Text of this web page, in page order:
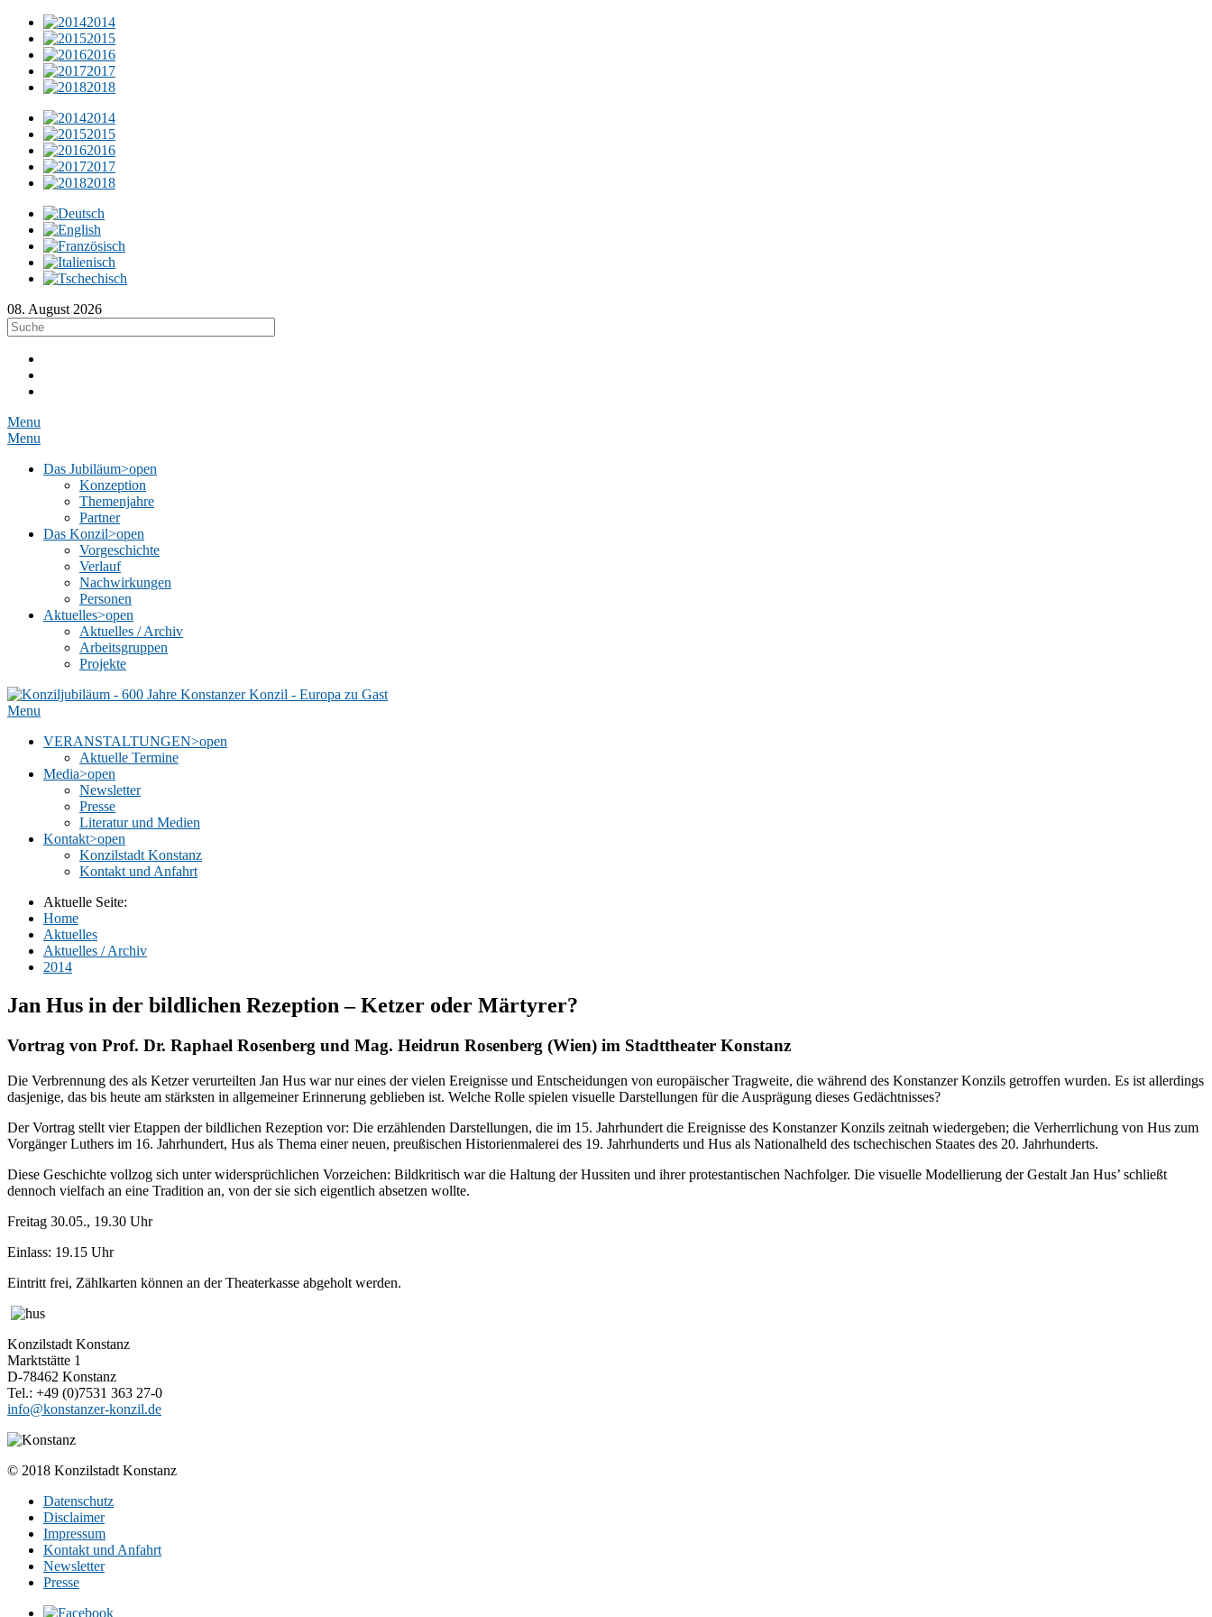
2014
2015
2016
2017
2018
2014
2015
2016
2017
2018
08. August 2026
Menu
Menu
Das Jubiläum>open
Konzeption
Themenjahre
Partner
Das Konzil>open
Vorgeschichte
Verlauf
Nachwirkungen
Personen
Aktuelles>open
Aktuelles / Archiv
Arbeitsgruppen
Projekte
Menu
VERANSTALTUNGEN>open
Aktuelle Termine
Media>open
Newsletter
Presse
Literatur und Medien
Kontakt>open
Konzilstadt Konstanz
Kontakt und Anfahrt
Aktuelle Seite:
Home
Aktuelles
Aktuelles / Archiv
2014
Jan Hus in der bildlichen Rezeption – Ketzer oder Märtyrer?
Vortrag von Prof. Dr. Raphael Rosenberg und Mag. Heidrun Rosenberg (Wien) im Stadttheater Konstanz
Die Verbrennung des als Ketzer verurteilten Jan Hus war nur eines der vielen Ereignisse und Entscheidungen von europäischer Tragweite, die während des Konstanzer Konzils getroffen wurden. Es ist allerdings
dasjenige, das bis heute am stärksten in allgemeiner Erinnerung geblieben ist. Welche Rolle spielen visuelle Darstellungen für die Ausprägung dieses Gedächtnisses?
Der Vortrag stellt vier Etappen der bildlichen Rezeption vor: Die erzählenden Darstellungen, die im 15. Jahrhundert die Ereignisse des Konstanzer Konzils zeitnah wiedergeben; die Verherrlichung von Hus zum
Vorgänger Luthers im 16. Jahrhundert, Hus als Thema einer neuen, preußischen Historienmalerei des 19. Jahrhunderts und Hus als Nationalheld des tschechischen Staates des 20. Jahrhunderts.
Diese Geschichte vollzog sich unter widersprüchlichen Vorzeichen: Bildkritisch war die Haltung der Hussiten und ihrer protestantischen Nachfolger. Die visuelle Modellierung der Gestalt Jan Hus’ schließt
dennoch vielfach an eine Tradition an, von der sie sich eigentlich absetzen wollte.
Freitag 30.05., 19.30 Uhr
Einlass: 19.15 Uhr
Eintritt frei, Zählkarten können an der Theaterkasse abgeholt werden.
Konzilstadt Konstanz
Marktstätte 1
D-78462 Konstanz
Tel.: +49 (0)7531 363 27-0
info@konstanzer-konzil.de
© 2018 Konzilstadt Konstanz
Datenschutz
Disclaimer
Impressum
Kontakt und Anfahrt
Newsletter
Presse